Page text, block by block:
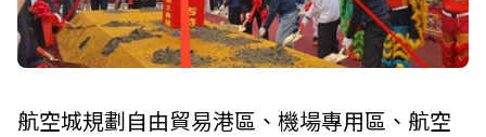
航空城規劃自由貿易港區、機場專用區、航空